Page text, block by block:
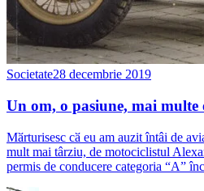
Societate28 decembrie 2019
Un om, o pasiune, mai
Mӑrturisesc cӑ eu am auzit întâi de
mult mai târziu, de motociclistul
permis de conducere categoria “A”